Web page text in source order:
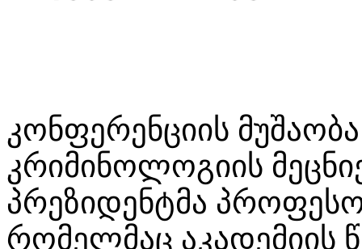
კონფერენციის
კრიმინოლოგიის
პრეზიდენტმა
რომელმაც აკადემიის